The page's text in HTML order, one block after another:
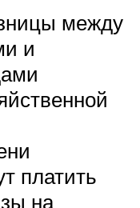
между
и
платить
на